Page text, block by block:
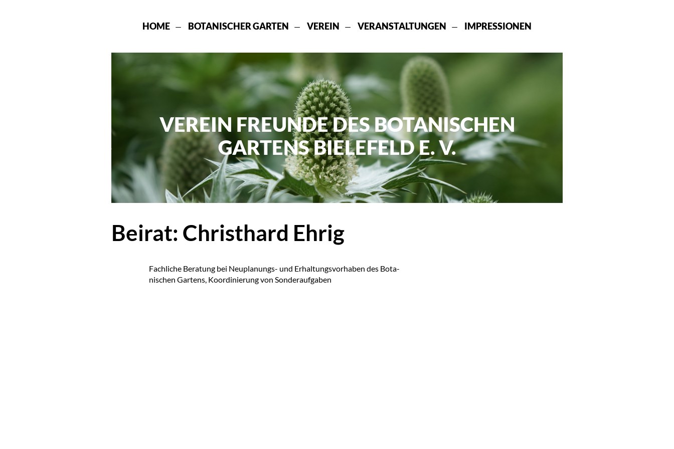
HOME BOTANISCHER GARTEN VEREIN VERANSTALTUNGEN IMPRESSIONEN
VEREIN FREUNDE DES BOTANISCHEN
GARTENS BIELEFELD E. V.
Beirat: Christhard Ehrig
Fach­li­che Be­ra­tung bei Neu­pla­nungs- und Er­hal­tungs­vor­ha­ben des Bo­ta­
ni­schen Gar­tens, Ko­or­di­nie­rung von Son­der­auf­ga­ben